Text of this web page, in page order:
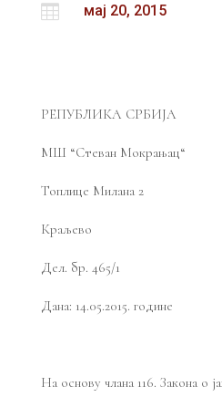
 мај 20, 2015
РЕПУБЛИКА СРБИЈА
МШ “Стеван Мокрањац“
Топлице Милана 2
Краљево
Дел. бр. 465/1
Дана: 14.05.2015. године
На основу члана 116. Закона о